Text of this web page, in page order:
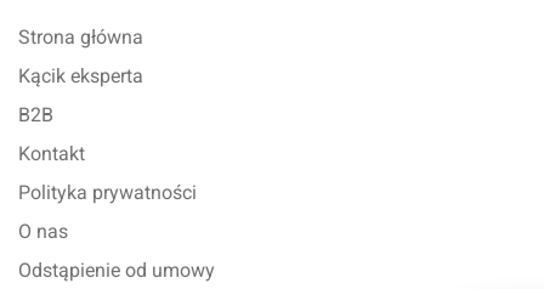
Strona główna
Kącik eksperta
B2B
Kontakt
Polityka prywatności
O nas
Odstąpienie od umowy